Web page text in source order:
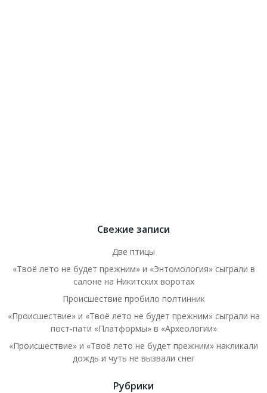
Свежие записи
Две птицы
«Твоё лето не будет прежним» и «Энтомология» сыграли в
салоне на Никитских воротах
Происшествие пробило полтинник
«Происшествие» и «Твоё лето не будет прежним» сыграли на
пост-пати «Платформы» в «Археологии»
«Происшествие» и «Твоё лето не будет прежним» накликали
дождь и чуть не вызвали снег
Рубрики